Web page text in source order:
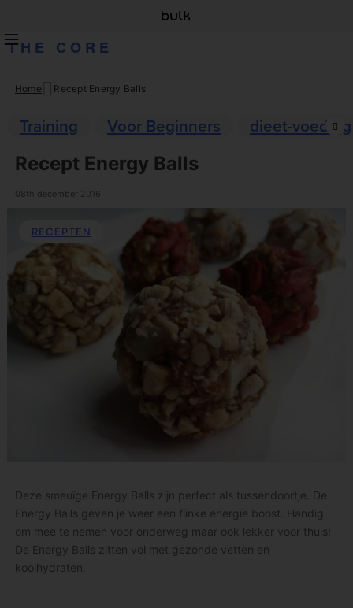
THE CORE
Skip
content
Home Recept Energy Balls
Training Voor Beginners
dieet-voeding
Recept Energy Balls
08th december 2016
RECEPTEN
Deze smeuïge Energy Balls zijn perfect als tussendoortje. De
Energy Balls geven je weer een flinke energie boost. Handig
om mee te nemen voor onderweg maar ook lekker voor thuis!
De Energy Balls zitten vol met gezonde vetten en
koolhydraten.